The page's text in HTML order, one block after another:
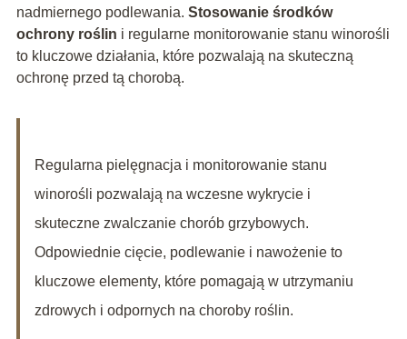
nadmiernego podlewania. Stosowanie środków
ochrony roślin i regularne monitorowanie stanu winorośli
to kluczowe działania, które pozwalają na skuteczną
ochronę przed tą chorobą.
Regularna pielęgnacja i monitorowanie stanu
winorośli pozwalają na wczesne wykrycie i
skuteczne zwalczanie chorób grzybowych.
Odpowiednie cięcie, podlewanie i nawożenie to
kluczowe elementy, które pomagają w utrzymaniu
zdrowych i odpornych na choroby roślin.